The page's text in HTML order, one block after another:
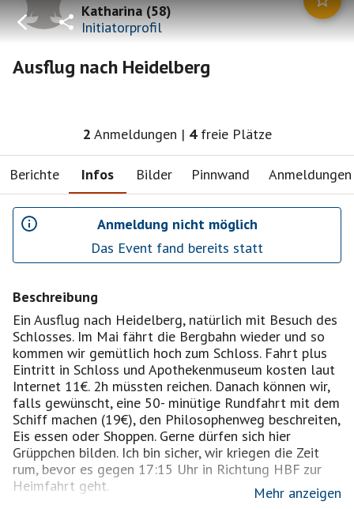
Katharina(58)
Initiatorprofil
Ausflug nach Heidelberg
2 Anmeldungen | 4 freie Plätze
Berichte Infos Bilder Pinnwand Anmeldungen
Anmeldung nicht möglich
Das Event fand bereits statt
Beschreibung
Ein Ausflug nach Heidelberg, natürlich mit Besuch des
Schlosses. Im Mai fährt die Bergbahn wieder und so
kommen wir gemütlich hoch zum Schloss. Fahrt plus
Eintritt in Schloss und Apothekenmuseum kosten laut
Internet 11€. 2h müssten reichen. Danach können wir,
falls gewünscht, eine 50- minütige Rundfahrt mit dem
Schiff machen (19€), den Philosophenweg beschreiten,
Eis essen oder Shoppen. Gerne dürfen sich hier
Grüppchen bilden. Ich bin sicher, wir kriegen die Zeit
rum, bevor es gegen 17:15 Uhr in Richtung HBF zur
Heimfahrt geht.
Mehr anzeigen